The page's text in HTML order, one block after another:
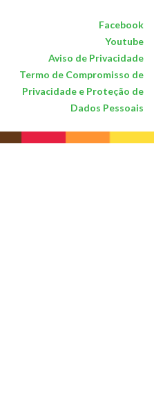
Facebook
Youtube
Aviso de Privacidade
Termo de Compromisso de
Privacidade e Proteção de
Dados Pessoais